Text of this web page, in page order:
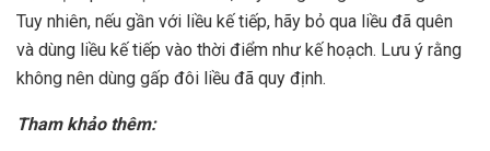
Tuy nhiên, nếu gần với liều kế tiếp, hãy bỏ qua liều đã quên
và dùng liều kế tiếp vào thời điểm như kế hoạch. Lưu ý rằng
không nên dùng gấp đôi liều đã quy định.
Tham khảo thêm: